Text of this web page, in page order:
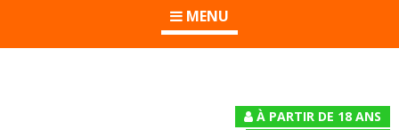
MENU
À PARTIR DE 18 ANS